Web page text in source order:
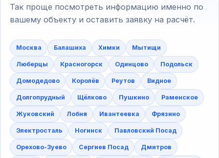
Так проще посмотреть информацию именно по
вашему объекту и оставить заявку на расчёт.
Москва Балашиха Химки Мытищи
Люберцы Красногорск Одинцово Подольск
Домодедово Королёв Реутов Видное
Долгопрудный Щёлково Пушкино Раменское
Жуковский Лобня Ивантеевка Фрязино
Электросталь Ногинск Павловский Посад
Орехово-Зуево Сергиев Посад Дмитров